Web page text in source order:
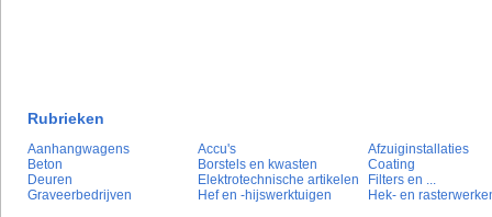
Rubrieken
Aanhangwagens Accu's
Afzuiginstallaties
Beton
Borstels en kwasten
Coating
Deuren
Elektrotechnische artikelen
Filters en ...
Graveerbedrijven
Hef en -hijswerktuigen
Hek- en